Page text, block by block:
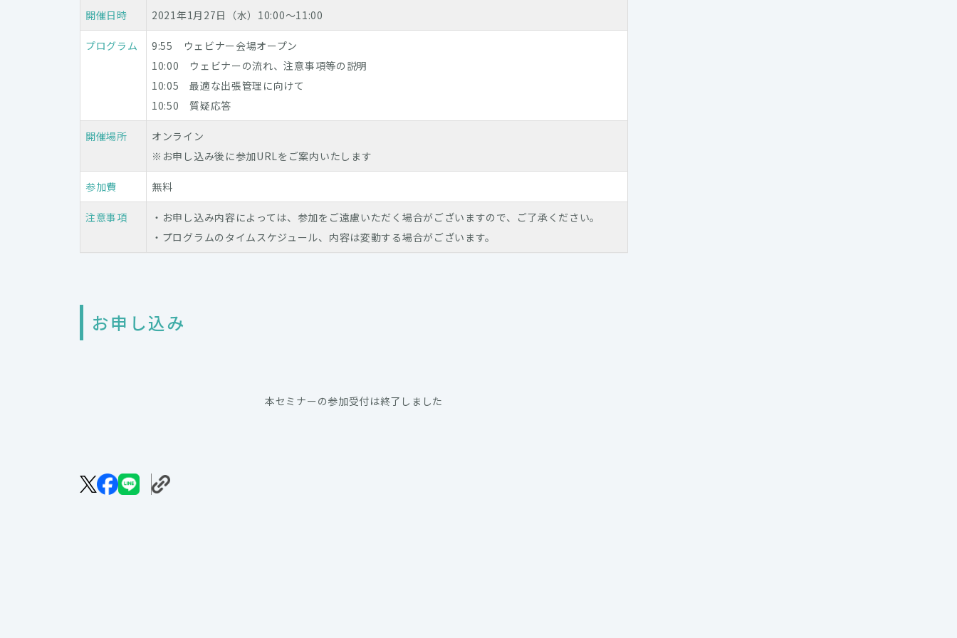
開催日時 2021年1月27日（水）10:00～11:00
プログラム
9:55 ウェビナー会場オープン
10:00 ウェビナーの流れ、注意事項等の説明
10:05 最適な出張管理に向けて
10:50 質疑応答
開催場所
オンライン
※お申し込み後に参加URLをご案内いたします
参加費 無料
注意事項
・お申し込み内容によっては、参加をご遠慮いただく場合がございますので、ご了承ください。
・プログラムのタイムスケジュール、内容は変動する場合がございます。
お申し込み
本セミナーの参加受付は終了しました